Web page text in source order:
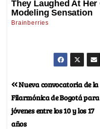
Nueva convocatoria de la
Filarmónica de Bogotá para
jóvenes entre los 10 y los 17
años